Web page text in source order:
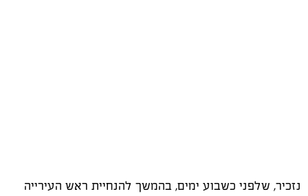
נזכיר, שלפני כשבוע ימים, בהמשך להנחיית ראש העירייה